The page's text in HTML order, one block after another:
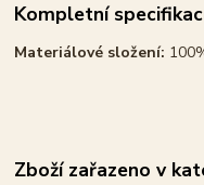
Kompletní
Materiálové složení:
Zboží zařazeno v